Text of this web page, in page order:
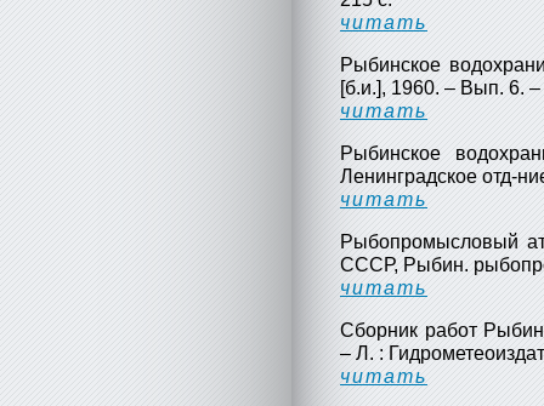
читать
Рыбинское
[б.и.], 1960. – Вып. 6. –
читать
Рыбинское
Ленинградское отд-
читать
Рыбопромысловый
СССР, Рыбин.
читать
Сборник работ
– Л. :
читать